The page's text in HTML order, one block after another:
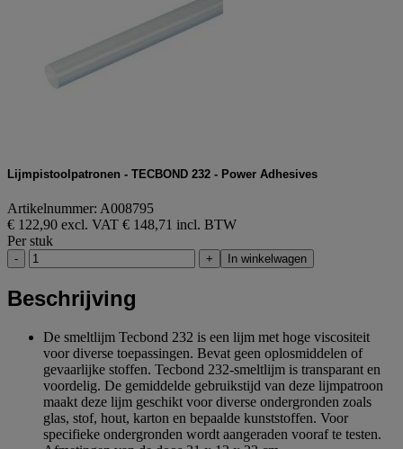
Lijmpistoolpatronen - TECBOND 232 - Power Adhesives
Artikelnummer: A008795
€ 122,90 excl. VAT € 148,71 incl. BTW
Per stuk
- + In winkelwagen
Beschrijving
De smeltlijm Tecbond 232 is een lijm met hoge viscositeit
voor diverse toepassingen. Bevat geen oplosmiddelen of
gevaarlijke stoffen. Tecbond 232-smeltlijm is transparant en
voordelig. De gemiddelde gebruikstijd van deze lijmpatroon
maakt deze lijm geschikt voor diverse ondergronden zoals
glas, stof, hout, karton en bepaalde kunststoffen. Voor
specifieke ondergronden wordt aangeraden vooraf te testen.